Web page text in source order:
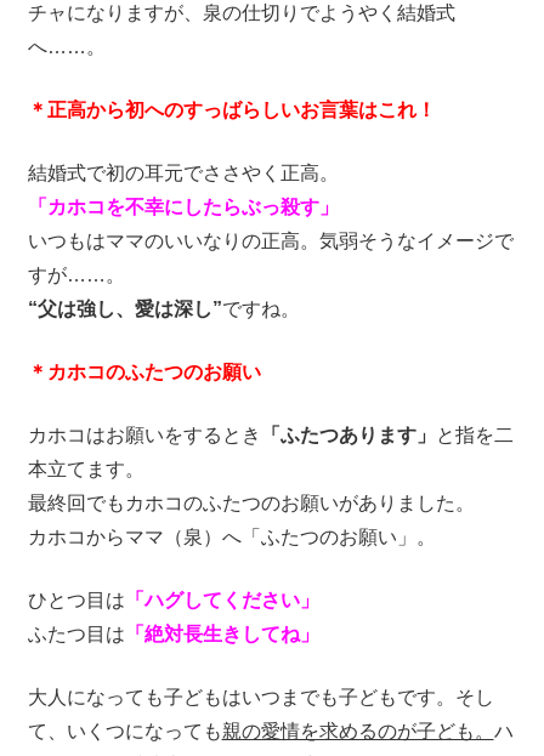
チャになりますが、泉の仕切りでようやく結婚式
へ……。
＊正高から初へのすっばらしいお言葉はこれ！
結婚式で初の耳元でささやく正高。
「カホコを不幸にしたらぶっ殺す」
いつもはママのいいなりの正高。気弱そうなイメージで
すが……。
“父は強し、愛は深し”ですね。
＊カホコのふたつのお願い
カホコはお願いをするとき 「ふたつあります」
と指を二
本立てます。
最終回でもカホコのふたつのお願いがありました。
カホコからママ（泉）へ「ふたつのお願い」。
ひとつ目は 「ハグしてください」
ふたつ目は 「絶対長生きしてね」
大人になっても子どもはいつまでも子どもです。そし
て、いくつになっても親の愛情を求めるのが子ども。 ハ